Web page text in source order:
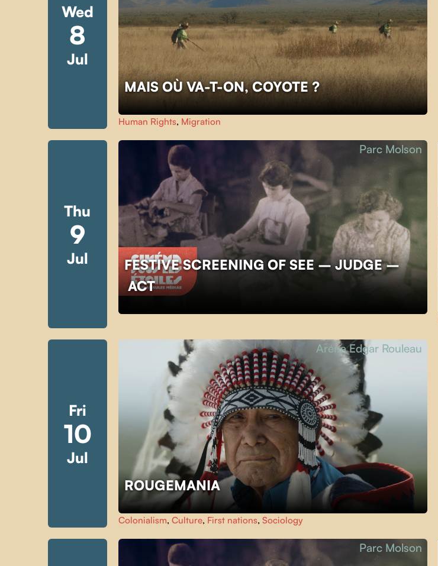
Wed
8
Jul
MAIS OÙ VA-T-ON, COYOTE ?
Human Rights, Migration
Thu
9
Jul
FESTIVE SCREENING OF SEE – JUDGE –
ACT
Parc Molson
Fri
10
Jul
ROUGEMANIA
Aréna Edgar Rouleau
Colonialism, Culture, First nations, Sociology
Parc Molson